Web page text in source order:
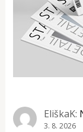
EliškaK:
3. 8. 2026